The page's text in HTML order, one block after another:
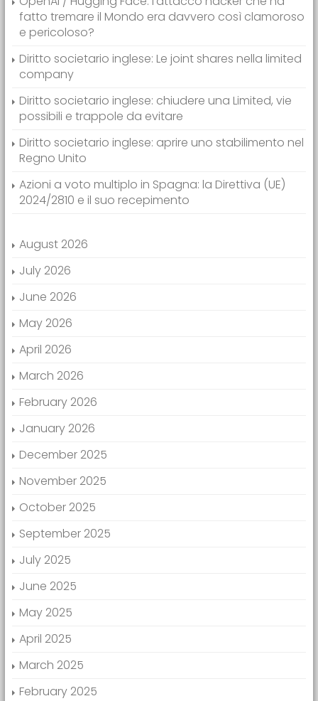
fatto tremare il Mondo era davvero così clamoroso
e pericoloso?
Diritto societario inglese: Le joint shares nella limited
company
Diritto societario inglese: chiudere una Limited, vie
possibili e trappole da evitare
Diritto societario inglese: aprire uno stabilimento nel
Regno Unito
Azioni a voto multiplo in Spagna: la Direttiva (UE)
2024/2810 e il suo recepimento
August 2026
July 2026
June 2026
May 2026
April 2026
March 2026
February 2026
January 2026
December 2025
November 2025
October 2025
September 2025
July 2025
June 2025
May 2025
April 2025
March 2025
February 2025